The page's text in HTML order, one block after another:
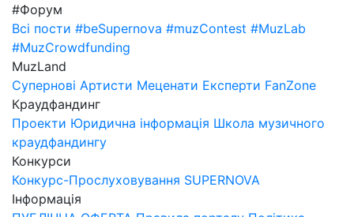
#Форум
Всі пости #beSupernova #muzContest #MuzLab
#MuzCrowdfunding
MuzLand
Супернові Артисти Меценати Експерти FanZone
Краудфандинг
Проекти Юридична інформація Школа музичного
краудфандингу
Конкурси
Конкурс-Прослуховування SUPERNOVA
Інформація